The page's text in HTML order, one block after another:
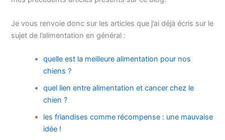
Je vous renvoie donc sur les articles que j’ai déjà écris sur le
sujet de l’alimentation en général :
quelle est la meilleure alimentation pour nos
chiens ?
quel lien entre alimentation et cancer chez le
chien ?
les friandises comme récompense : une mauvaise
idée !